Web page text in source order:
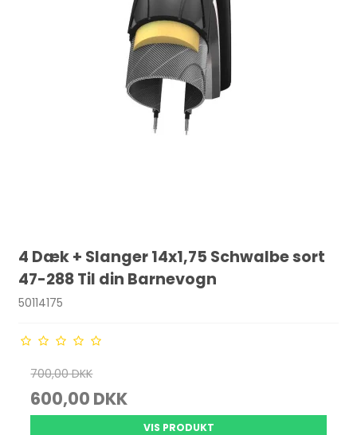
4 Dæk + Slanger 14x1,75 Schwalbe sort
47-288 Til din Barnevogn
50114175
700,00 DKK
600,00 DKK
VIS PRODUKT